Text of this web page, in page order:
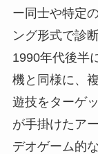
ー同士や特定
ング形式で診
1990年代後半
機と同様に、
遊技をターゲ
が手掛けたア
デオゲーム的